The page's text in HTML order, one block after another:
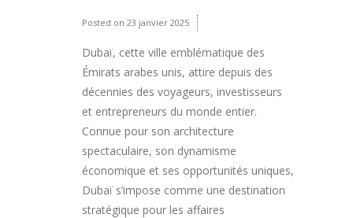
Posted on 23 janvier 2025
Dubaï, cette ville emblématique des
Émirats arabes unis, attire depuis des
décennies des voyageurs, investisseurs
et entrepreneurs du monde entier.
Connue pour son architecture
spectaculaire, son dynamisme
économique et ses opportunités uniques,
Dubaï s’impose comme une destination
stratégique pour les affaires